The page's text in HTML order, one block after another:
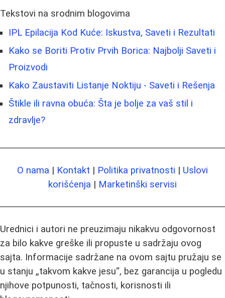
Tekstovi na srodnim blogovima
IPL Epilacija Kod Kuće: Iskustva, Saveti i Rezultati
Kako se Boriti Protiv Prvih Borica: Najbolji Saveti i
Proizvodi
Kako Zaustaviti Listanje Noktiju - Saveti i Rešenja
Štikle ili ravna obuća: Šta je bolje za vaš stil i
zdravlje?
O nama | Kontakt | Politika privatnosti | Uslovi
korišćenja | Marketinški servisi
Urednici i autori ne preuzimaju nikakvu odgovornost
za bilo kakve greške ili propuste u sadržaju ovog
sajta. Informacije sadržane na ovom sajtu pružaju se
u stanju „takvom kakve jesu“, bez garancija u pogledu
njihove potpunosti, tačnosti, korisnosti ili